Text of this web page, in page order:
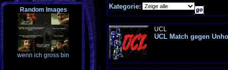
Random Images
wenn ich gross bin
Kategorie:
UCL
UCL Match gegen